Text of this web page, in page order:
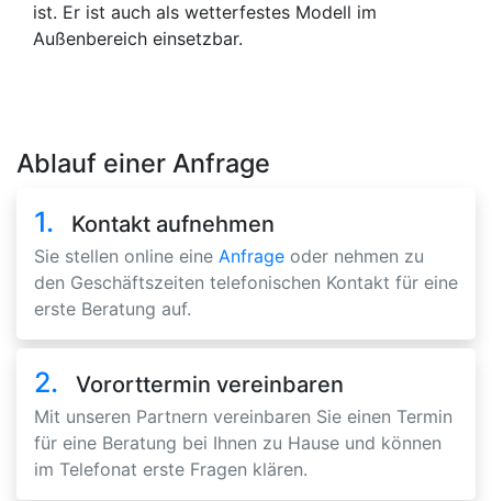
ist. Er ist auch als wetterfestes Modell im
Außenbereich einsetzbar.
Ablauf einer Anfrage
1. Kontakt aufnehmen
Sie stellen online eine Anfrage oder nehmen zu
den Geschäftszeiten telefonischen Kontakt für eine
erste Beratung auf.
2. Vororttermin vereinbaren
Mit unseren Partnern vereinbaren Sie einen Termin
für eine Beratung bei Ihnen zu Hause und können
im Telefonat erste Fragen klären.